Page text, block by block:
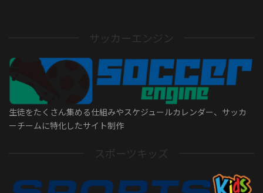
サッカーエンジン
生徒をたくさん集める仕組みやスケジュールカレンダー、サッカ
ーチームに特化したサイト制作
スポーツキッズ